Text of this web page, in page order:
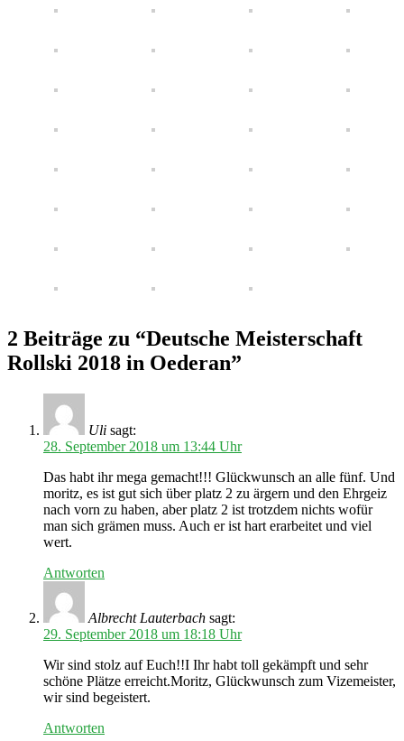
2 Beiträge zu “Deutsche Meisterschaft
Rollski 2018 in Oederan”
Uli sagt:
28. September 2018 um 13:44 Uhr
Das habt ihr mega gemacht!!! Glückwunsch an alle fünf. Und
moritz, es ist gut sich über platz 2 zu ärgern und den Ehrgeiz
nach vorn zu haben, aber platz 2 ist trotzdem nichts wofür
man sich grämen muss. Auch er ist hart erarbeitet und viel
wert.
Antworten
Albrecht Lauterbach sagt:
29. September 2018 um 18:18 Uhr
Wir sind stolz auf Euch!!I Ihr habt toll gekämpft und sehr
schöne Plätze erreicht.Moritz, Glückwunsch zum Vizemeister,
wir sind begeistert.
Antworten